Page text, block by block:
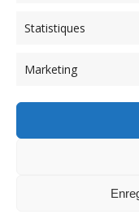
Statistiques
Marketing
Navigation
de
l'article
Previous
Camp hiver 2025
© 2026